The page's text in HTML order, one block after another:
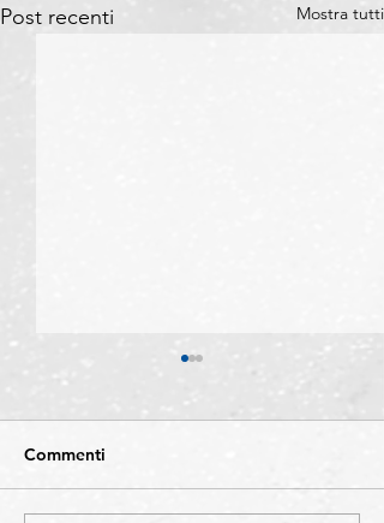
Post recenti Mostra tutti
Commenti